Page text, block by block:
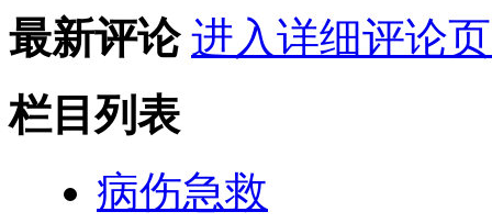
最新评论 进入详细评论
栏目列表
病伤急救